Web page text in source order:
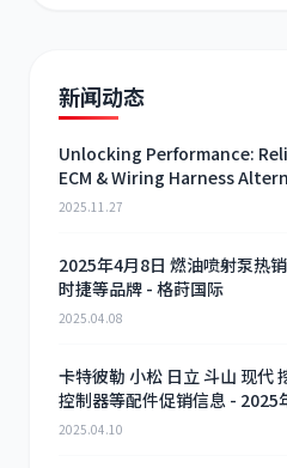
新闻动态
Unlocking Performance:
ECM & Wiring Harness
2025.11.27
2025年4月8日 燃油喷射泵热
时捷等品牌 - 格莳国际
2025.04.08
卡特彼勒 小松 日立 斗山 现代
控制器等配件促销信息 - 2025
2025.04.10